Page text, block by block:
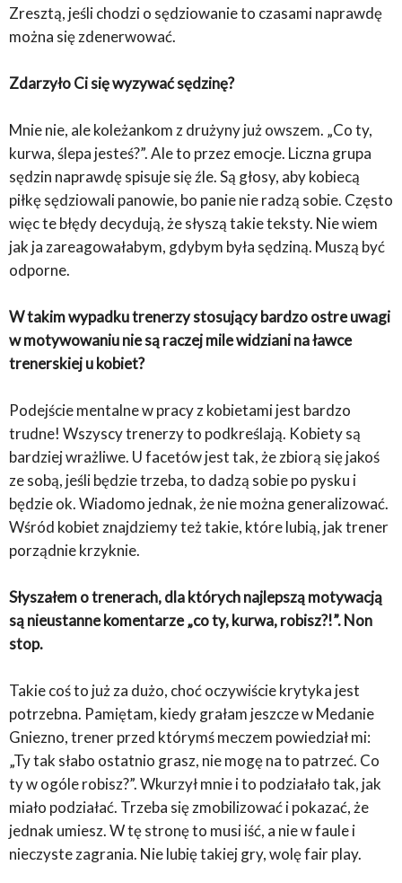
Zresztą, jeśli chodzi o sędziowanie to czasami naprawdę
można się zdenerwować.
Zdarzyło Ci się wyzywać sędzinę?
Mnie nie, ale koleżankom z drużyny już owszem. „Co ty,
kurwa, ślepa jesteś?”. Ale to przez emocje. Liczna grupa
sędzin naprawdę spisuje się źle. Są głosy, aby kobiecą
piłkę sędziowali panowie, bo panie nie radzą sobie. Często
więc te błędy decydują, że słyszą takie teksty. Nie wiem
jak ja zareagowałabym, gdybym była sędziną. Muszą być
odporne.
W takim wypadku trenerzy stosujący bardzo ostre uwagi
w motywowaniu nie są raczej mile widziani na ławce
trenerskiej u kobiet?
Podejście mentalne w pracy z kobietami jest bardzo
trudne! Wszyscy trenerzy to podkreślają. Kobiety są
bardziej wrażliwe. U facetów jest tak, że zbiorą się jakoś
ze sobą, jeśli będzie trzeba, to dadzą sobie po pysku i
będzie ok. Wiadomo jednak, że nie można generalizować.
Wśród kobiet znajdziemy też takie, które lubią, jak trener
porządnie krzyknie.
Słyszałem o trenerach, dla których najlepszą motywacją
są nieustanne komentarze „co ty, kurwa, robisz?!”. Non
stop.
Takie coś to już za dużo, choć oczywiście krytyka jest
potrzebna. Pamiętam, kiedy grałam jeszcze w Medanie
Gniezno, trener przed którymś meczem powiedział mi:
„Ty tak słabo ostatnio grasz, nie mogę na to patrzeć. Co
ty w ogóle robisz?”. Wkurzył mnie i to podziałało tak, jak
miało podziałać. Trzeba się zmobilizować i pokazać, że
jednak umiesz. W tę stronę to musi iść, a nie w faule i
nieczyste zagrania. Nie lubię takiej gry, wolę fair play.